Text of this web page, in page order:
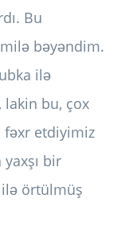
Bu
bəyəndim.
ilə
bu, çox
fəxr etdiyimiz
bir
örtülmüş